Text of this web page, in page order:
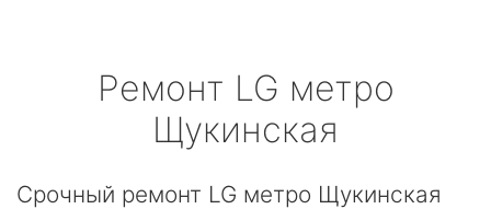
Ремонт LG метро
Щукинская
Срочный ремонт LG метро Щукинская